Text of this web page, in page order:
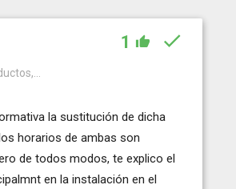
1
la sustitución de dicha
horarios de ambas son
de todos modos, te explico el
en la instalación en el